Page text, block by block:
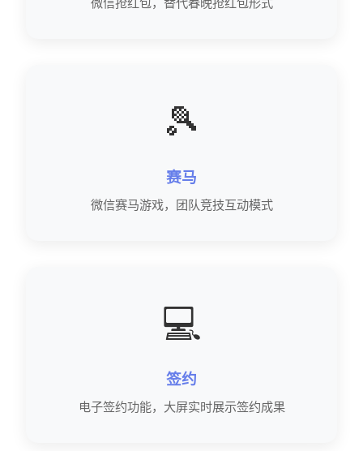
🎾
赛马
微信赛马游戏，团队竞技互动模式
💻
签约
电子签约功能，大屏实时展示签约成果